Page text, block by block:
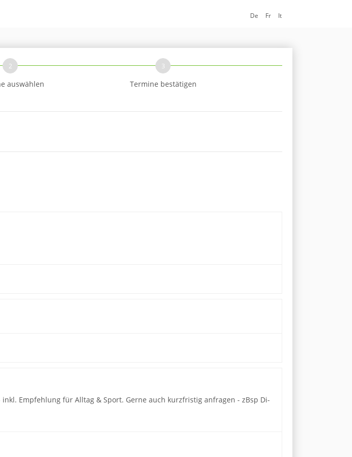
De Fr It
2
auswählen
3
Termine bestätigen
Empfehlung für Alltag & Sport. Gerne auch kurzfristig anfragen - zBsp Di-